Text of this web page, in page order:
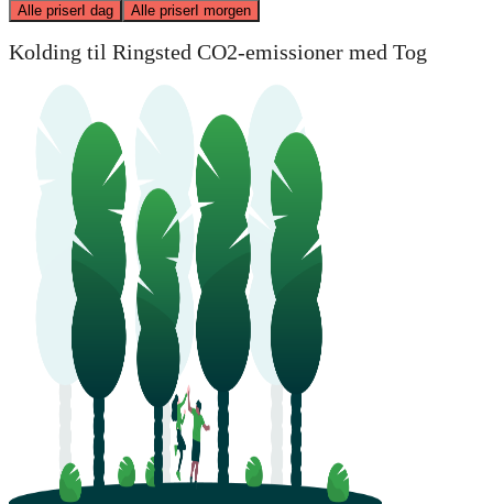
Alle priserI dag Alle priserI morgen
Kolding til Ringsted CO2-emissioner med Tog